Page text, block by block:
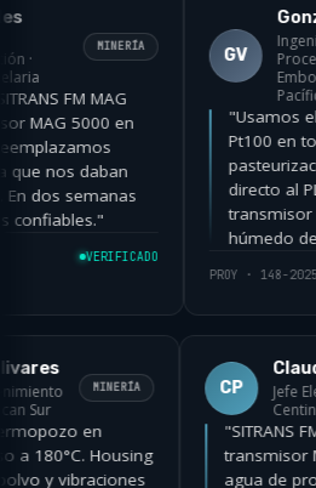
MINERÍA
FM MAG
5000 en
daban
semanas
VERIFICADO
Gonzalo
Ingeniero
Procesos ·
Pacífico
"Usamos el
Pt100 en toda
pasteurización.
directo al PLC,
transmisor
húmedo de la
PROY · 148-2025
Olivares
Mantenimiento
Sur
MINERÍA
con termopozo en
a 180°C. Housing
polvo y vibraciones
CP
agua